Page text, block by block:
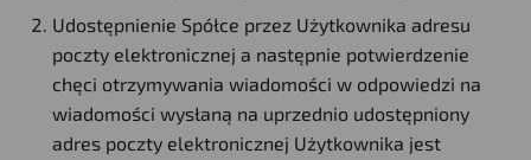
Udostępnienie Spółce przez Użytkownika adresu
poczty elektronicznej a następnie potwierdzenie
chęci otrzymywania wiadomości w odpowiedzi na
wiadomości wysłaną na uprzednio udostępniony
adres poczty elektronicznej Użytkownika jest